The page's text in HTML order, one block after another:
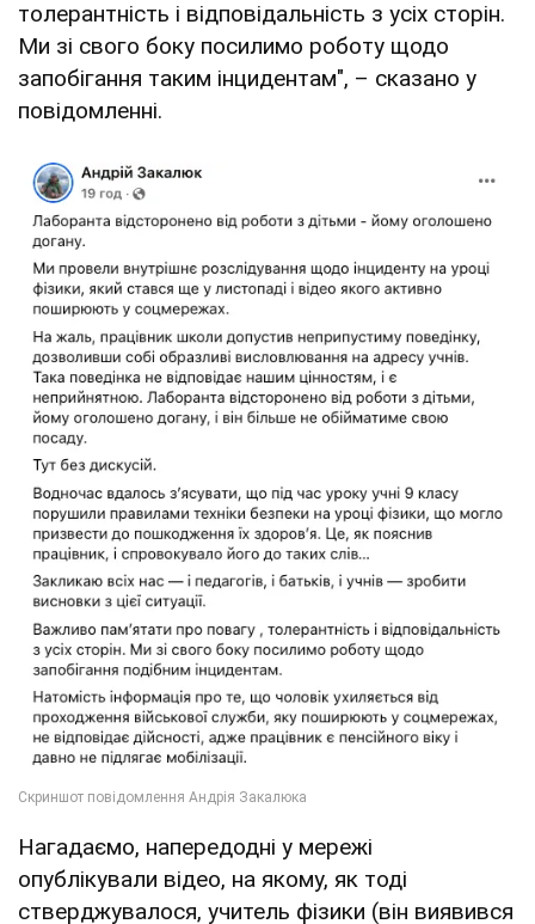
толерантність і відповідальність з усіх сторін.
Ми зі свого боку посилимо роботу щодо
запобігання таким інцидентам", – сказано у
повідомленні.
Нагадаємо, напередодні у мережі
опублікували відео, на якому, як тоді
стверджувалося, учитель фізики (він виявився